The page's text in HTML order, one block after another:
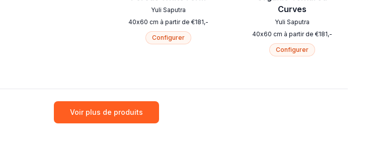
Yuli Saputra
40x60 cm à partir de €181,-
Configurer
Curves
Yuli Saputra
40x60 cm à partir de €181,-
Configurer
Voir plus de produits